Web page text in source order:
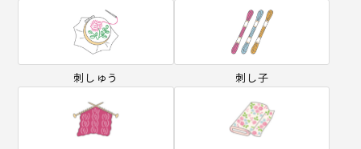
刺しゅう 刺し子